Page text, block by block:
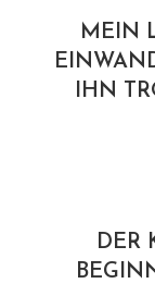
MEIN
IHN
DER